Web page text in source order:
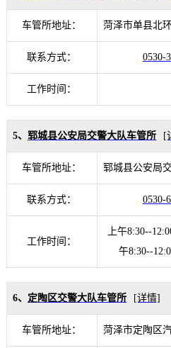
车管所地址： 菏泽市单县北
联系方式： 0530-
工作时间：
5、 郓城县公安局交警大队车管所 [
车管所地址： 郓城县公安局
联系方式： 0530-
工作时间：
上午8:30--
午8:30--
6、 定陶区交警大队车管所 [详情]
车管所地址： 菏泽市定陶区